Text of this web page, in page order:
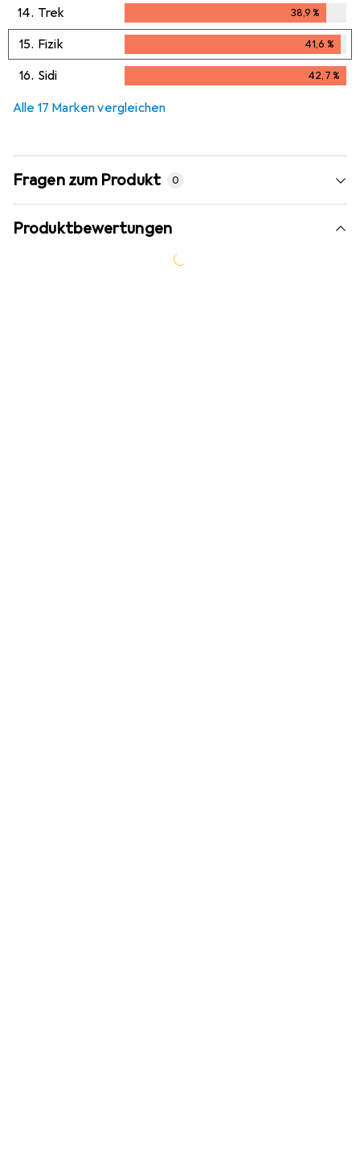
37,6%
14. Trek 38,9%
38,9%
15. Fizik 41,6 %
41,6%
16. Sidi 42,7%
Alle 17 Marken vergleichen
Fragen zum Produkt 0
Produktbewertungen